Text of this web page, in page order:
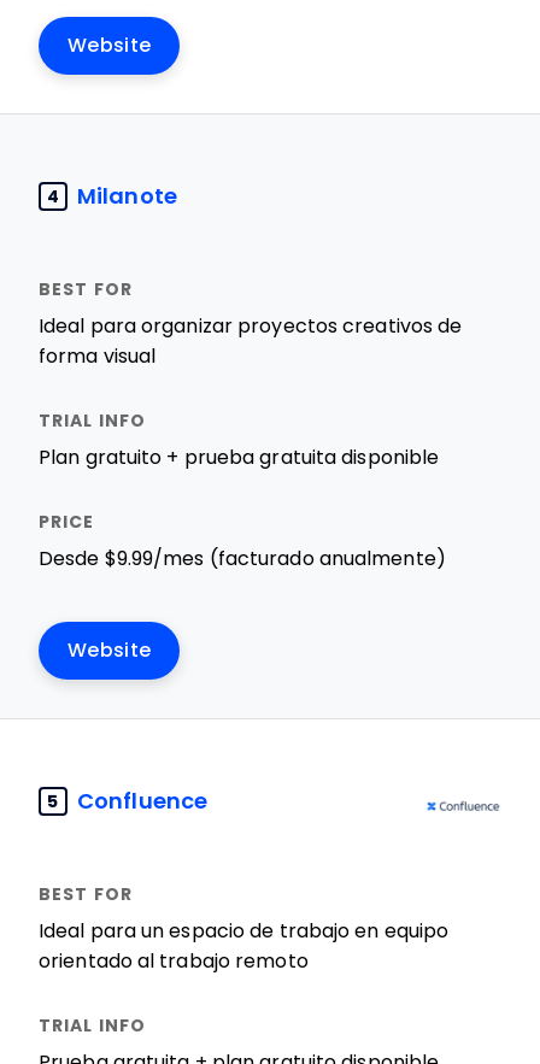
Website
4 Milanote
Ideal para organizar proyectos creativos de
forma visual
Plan gratuito + prueba gratuita disponible
Desde $9.99/mes (facturado anualmente)
Website
5 Confluence
Ideal para un espacio de trabajo en equipo
orientado al trabajo remoto